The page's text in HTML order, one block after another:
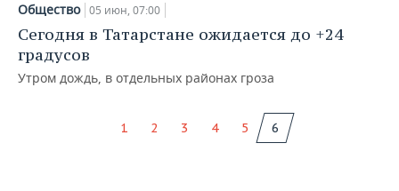
Общество 05 июн, 07:00
Сегодня в Татарстане ожидается до +24
градусов
Утром дождь, в отдельных районах гроза
1 2 3 4 5 6